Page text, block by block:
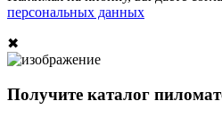
персональных данных
✖
Получите каталог